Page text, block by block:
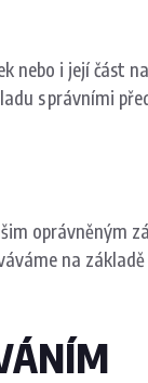
nebo i její část
s právními
oprávněným
na